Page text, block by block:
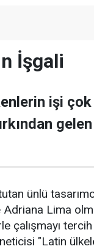
İşgali
işi
ünlü
Lima
çalışmayı
"Latin